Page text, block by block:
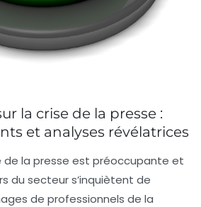
la crise de la presse :
et analyses révélatrices
de la presse est préoccupante et
du secteur s’inquiètent de
de professionnels de la